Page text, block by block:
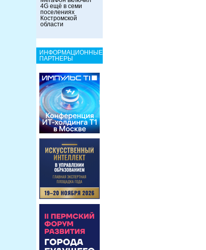
4G ещё в семи
поселениях
Костромской
области
ИНФОРМАЦИОННЫЕ
ПАРТНЕРЫ